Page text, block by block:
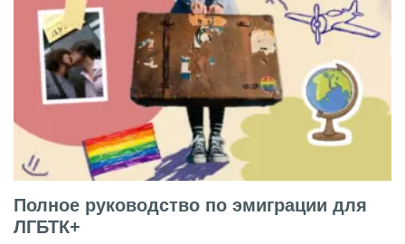
Полное руководство по эмиграции для
ЛГБТК+